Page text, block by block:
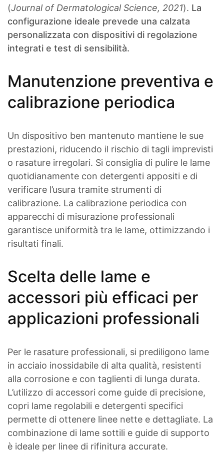
(Journal of Dermatological Science, 2021). La
configurazione ideale prevede una calzata
personalizzata con dispositivi di regolazione
integrati e test di sensibilità.
Manutenzione preventiva e
calibrazione periodica
Un dispositivo ben mantenuto mantiene le sue
prestazioni, riducendo il rischio di tagli imprevisti
o rasature irregolari. Si consiglia di pulire le lame
quotidianamente con detergenti appositi e di
verificare l’usura tramite strumenti di
calibrazione. La calibrazione periodica con
apparecchi di misurazione professionali
garantisce uniformità tra le lame, ottimizzando i
risultati finali.
Scelta delle lame e
accessori più efficaci per
applicazioni professionali
Per le rasature professionali, si prediligono lame
in acciaio inossidabile di alta qualità, resistenti
alla corrosione e con taglienti di lunga durata.
L’utilizzo di accessori come guide di precisione,
copri lame regolabili e detergenti specifici
permette di ottenere linee nette e dettagliate. La
combinazione di lame sottili e guide di supporto
è ideale per linee di rifinitura accurate.